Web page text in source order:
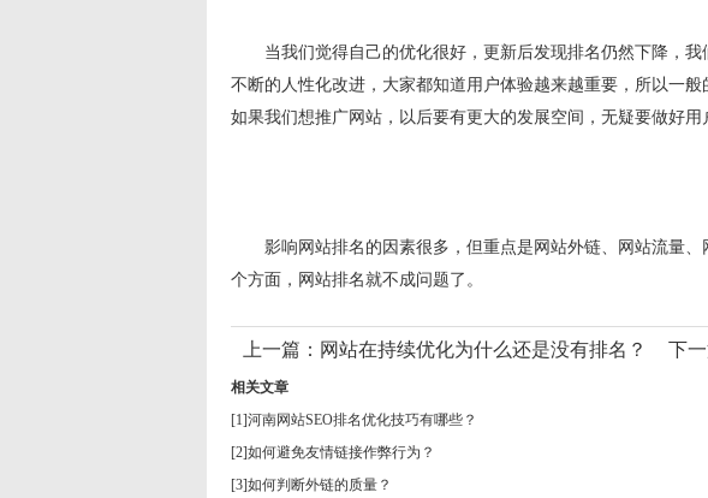
当我们觉得自己的优化很好，更新后发现排名仍然下降，我
不断的人性化改进，大家都知道用户体验越来越重要，所以一
如果我们想推广网站，以后要有更大的发展空间，无疑要做好用
影响网站排名的因素很多，但重点是网站外链、网站流量、
个方面，网站排名就不成问题了。
上一篇： 网站在持续优化为什么还是没有排名？ 下一
相关文章
[1]河南网站SEO排名优化技巧有哪些？
[2]如何避免友情链接作弊行为？
[3]如何判断外链的质量？